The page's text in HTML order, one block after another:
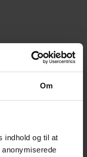
Om
indhold og til at